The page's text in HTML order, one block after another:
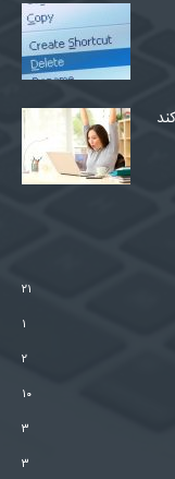
۲۱
۱
۲
۱۰
۳
۳